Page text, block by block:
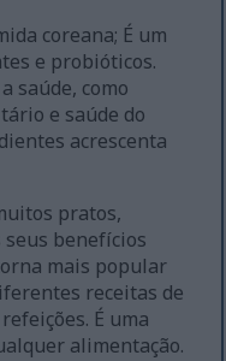
coreana; É um
e probióticos.
saúde, como
e saúde do
acrescenta
pratos,
benefícios
mais popular
receitas de
É uma
alimentação.